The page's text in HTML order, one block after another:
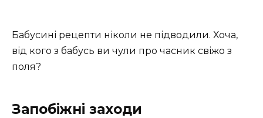
Бабусині рецепти ніколи не підводили. Хоча,
від кого з бабусь ви чули про часник свіжо з
поля?
Запобіжні заходи